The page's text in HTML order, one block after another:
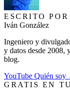
ESCRITO POR
Iván González
Ingeniero y
y datos desde 2008,
blog.
YouTube Quién soy
GRATIS EN